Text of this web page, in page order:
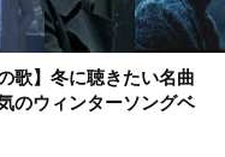
の歌】冬に聴きたい名曲
のウィンターソングベ